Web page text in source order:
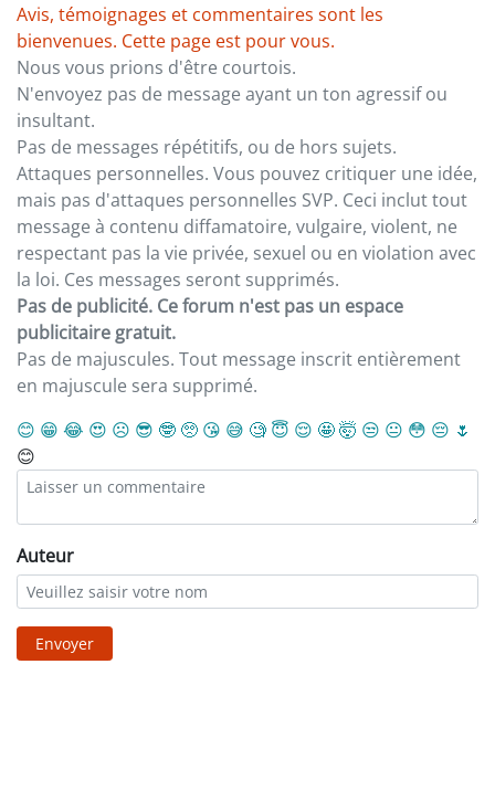
Avis, témoignages et commentaires sont les
bienvenues. Cette page est pour vous.
Nous vous prions d'être courtois.
N'envoyez pas de message ayant un ton agressif ou
insultant.
Pas de messages répétitifs, ou de hors sujets.
Attaques personnelles. Vous pouvez critiquer une idée,
mais pas d'attaques personnelles SVP. Ceci inclut tout
message à contenu diffamatoire, vulgaire, violent, ne
respectant pas la vie privée, sexuel ou en violation avec
la loi. Ces messages seront supprimés.
Pas de publicité. Ce forum n'est pas un espace
publicitaire gratuit.
Pas de majuscules. Tout message inscrit entièrement
en majuscule sera supprimé.
😊 😁 😂 😍 ☹️ 😎 🤓 🥺 😘 😅 🧐 😇 😌 🤩🤯 😒 😐 😳 😔 🌷
😊
Auteur
Envoyer